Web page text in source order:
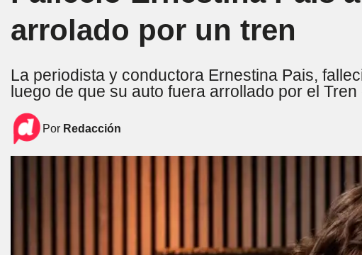
arrolado por un tren
La periodista y conductora Ernestina Pais,
luego de que su auto fuera arrollado por el Tren
Por Redacción